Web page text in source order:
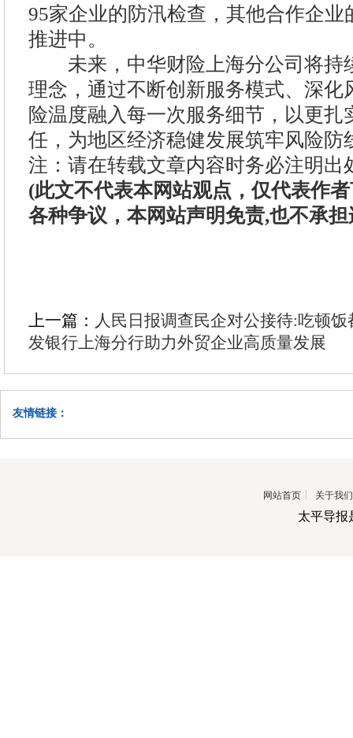
95家企业的防汛检查，其他合作企业
推进中。
未来，中华财险上海分公司将持
理念，通过不断创新服务模式、深化
险温度融入每一次服务细节，以更扎
任，为地区经济稳健发展筑牢风险防
注：请在转载文章内容时务必注明
(此文不代表本网站观点，仅代表作
各种争议，本网站声明免责,也不承
上一篇： 人民日报调查民企对公接待:吃顿
发银行上海分行助力外贸企业高质量发展
友情链接：
网站首页 关于我们
太平导报